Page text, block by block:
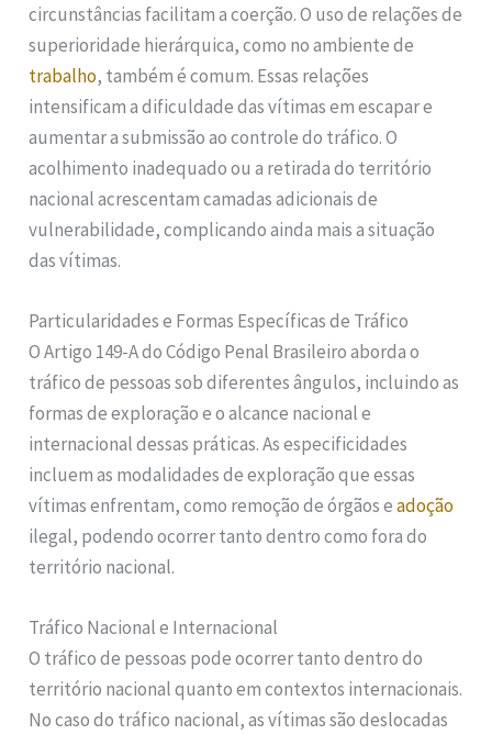
circunstâncias facilitam a coerção. O uso de relações de
superioridade hierárquica, como no ambiente de
trabalho, também é comum. Essas relações
intensificam a dificuldade das vítimas em escapar e
aumentar a submissão ao controle do tráfico. O
acolhimento inadequado ou a retirada do território
nacional acrescentam camadas adicionais de
vulnerabilidade, complicando ainda mais a situação
das vítimas.
Particularidades e Formas Específicas de Tráfico
O Artigo 149-A do Código Penal Brasileiro aborda o
tráfico de pessoas sob diferentes ângulos, incluindo as
formas de exploração e o alcance nacional e
internacional dessas práticas. As especificidades
incluem as modalidades de exploração que essas
vítimas enfrentam, como remoção de órgãos eadoção
ilegal, podendo ocorrer tanto dentro como fora do
território nacional.
Tráfico Nacional e Internacional
O tráfico de pessoas pode ocorrer tanto dentro do
território nacional quanto em contextos internacionais.
No caso do tráfico nacional, as vítimas são deslocadas